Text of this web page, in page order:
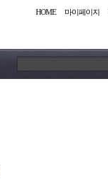
HOME 마이페이지